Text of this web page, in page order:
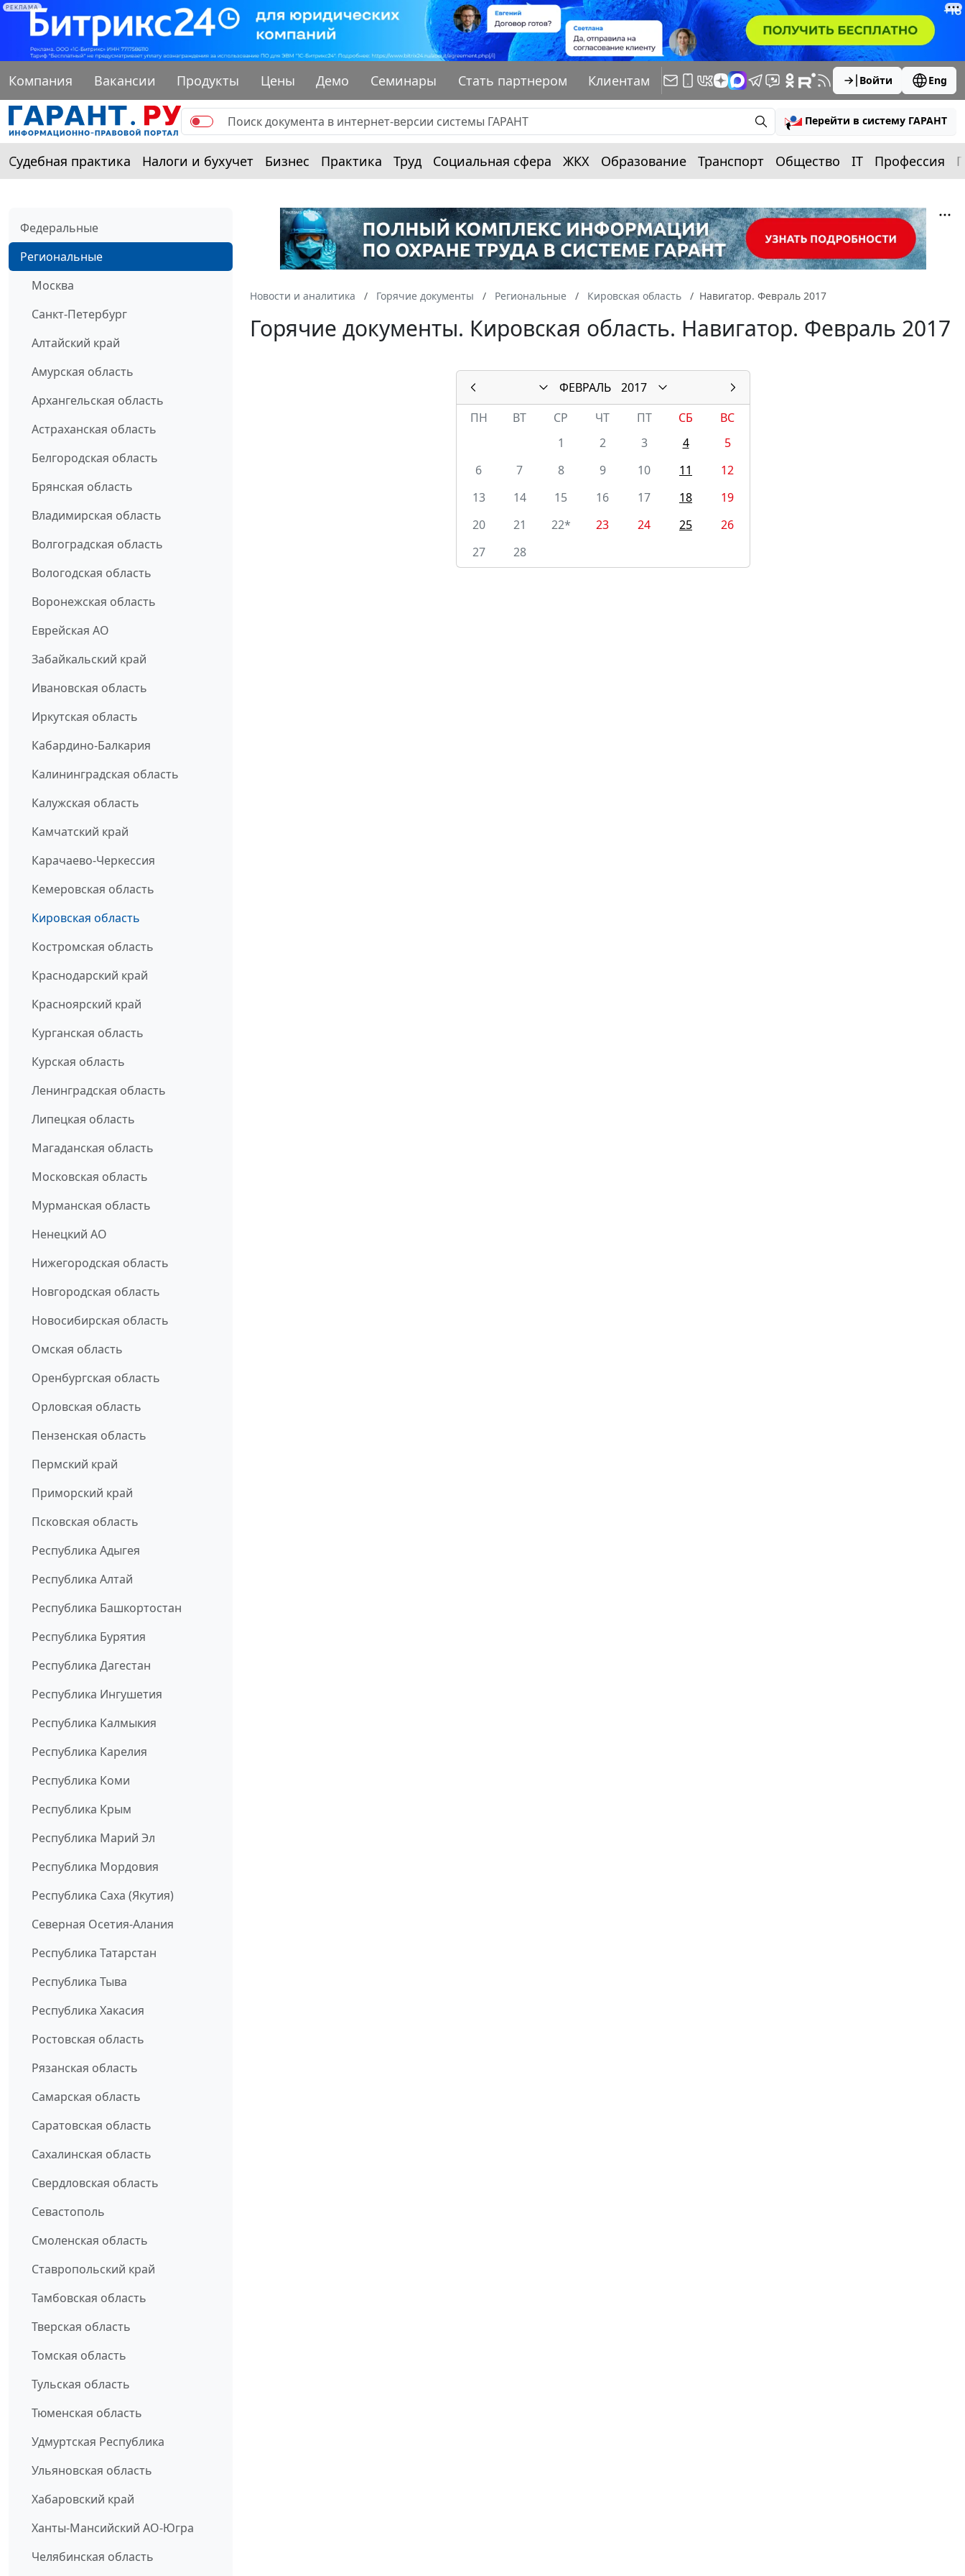
РЕКЛАМА
Компания Вакансии Продукты Цены Демо Семинары Стать партнером Клиентам Войти Eng
Перейти в систему ГАРАНТ
Судебная практика Налоги и бухучет Бизнес Практика Труд Социальная сфера ЖКХ Образование Транспорт Общество IT Профессия
Федеральные
Региональные
Москва
Санкт-Петербург
Алтайский край
Амурская область
Архангельская область
Астраханская область
Белгородская область
Брянская область
Владимирская область
Волгоградская область
Вологодская область
Воронежская область
Еврейская АО
Забайкальский край
Ивановская область
Иркутская область
Кабардино-Балкария
Калининградская область
Калужская область
Камчатский край
Карачаево-Черкессия
Кемеровская область
Кировская область
Костромская область
Краснодарский край
Красноярский край
Курганская область
Курская область
Ленинградская область
Липецкая область
Магаданская область
Московская область
Мурманская область
Ненецкий АО
Нижегородская область
Новгородская область
Новосибирская область
Омская область
Оренбургская область
Орловская область
Пензенская область
Пермский край
Приморский край
Псковская область
Республика Адыгея
Республика Алтай
Республика Башкортостан
Республика Бурятия
Республика Дагестан
Республика Ингушетия
Республика Калмыкия
Республика Карелия
Республика Коми
Республика Крым
Республика Марий Эл
Республика Мордовия
Республика Саха (Якутия)
Северная Осетия-Алания
Республика Татарстан
Республика Тыва
Республика Хакасия
Ростовская область
Рязанская область
Самарская область
Саратовская область
Сахалинская область
Свердловская область
Севастополь
Смоленская область
Ставропольский край
Тамбовская область
Тверская область
Томская область
Тульская область
Тюменская область
Удмуртская Республика
Ульяновская область
Хабаровский край
Ханты-Мансийский АО-Югра
Челябинская область
Новости и аналитика Горячие документы Региональные Кировская область Навигатор. Февраль 2017
Горячие документы. Кировская область. Навигатор. Февраль 2017
ФЕВРАЛЬ
2017
ПН
ВТ СР ЧТ ПТ СБ
ВС
1
2 3 4
5
6
7 8 9 10 11
12
13
14 15 16 17 18
19
20
21 22* 23 24 25
26
27
28